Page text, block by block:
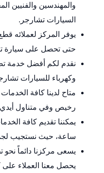
والمهندسين والفنيين
السيارات تشارجر.
يوفر المركز لعملائه
حتى تحصل على سيارة
نقدم لكم أفضل خدمة
وكهرباء للسيارات
متاح لدينا كافة
رخيص وفي متناول أيدي
يمكننا تقديم كافة
ساعة، حيث نستجيب
يسعى مركزنا دائماً نحو
يحصل معنا العملاء